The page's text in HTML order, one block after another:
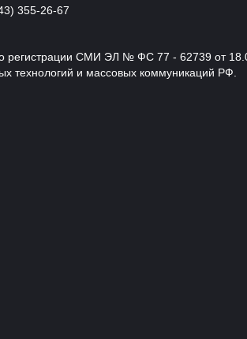
355-26-67
о регистрации СМИ ЭЛ № ФС 77 - 62739 от
технологий и массовых коммуникаций РФ.